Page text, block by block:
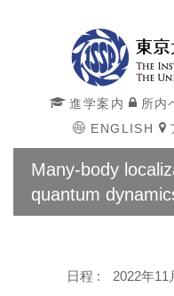
進学案内 所内
ENGLISH
Many-body
quantum
日程 : 2022年11